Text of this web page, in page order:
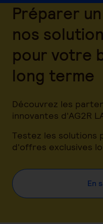
Préparer
nos
pour votre
long terme
Découvrez les
innovantes d'AG2R
Testez les solutions
d'offres exclusives
En